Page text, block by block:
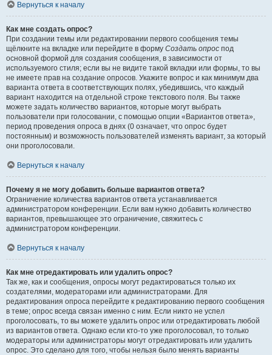
Вернуться к началу
Как мне создать опрос?
При создании темы или редактировании первого сообщения темы
щёлкните на вкладке или перейдите в форму Создать опрос под
основной формой для создания сообщения, в зависимости от
используемого стиля; если вы не видите такой вкладки или формы, то вы
не имеете прав на создание опросов. Укажите вопрос и как минимум два
варианта ответа в соответствующих полях, убедившись, что каждый
вариант находится на отдельной строке текстового поля. Вы также
можете задать количество вариантов, которые могут выбрать
пользователи при голосовании, с помощью опции «Вариантов ответа»,
период проведения опроса в днях (0 означает, что опрос будет
постоянным) и возможность пользователей изменять вариант, за который
они проголосовали.
Вернуться к началу
Почему я не могу добавить больше вариантов ответа?
Ограничение количества вариантов ответа устанавливается
администратором конференции. Если вам нужно добавить количество
вариантов, превышающее это ограничение, свяжитесь с
администратором конференции.
Вернуться к началу
Как мне отредактировать или удалить опрос?
Так же, как и сообщения, опросы могут редактироваться только их
создателями, модераторами или администраторами. Для
редактирования опроса перейдите к редактированию первого сообщения
в теме; опрос всегда связан именно с ним. Если никто не успел
проголосовать, то вы можете удалить опрос или отредактировать любой
из вариантов ответа. Однако если кто-то уже проголосовал, то только
модераторы или администраторы могут отредактировать или удалить
опрос. Это сделано для того, чтобы нельзя было менять варианты